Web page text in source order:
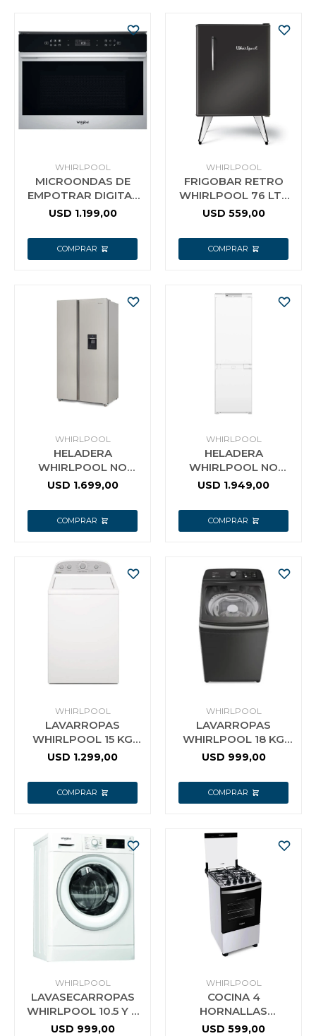
WHIRLPOOL
MICROONDAS DE
EMPOTRAR DIGITAL
40 LT WHIRLPOOL
USD 1.199,00
WHIRLPOOL
FRIGOBAR RETRO
WHIRLPOOL 76 LTS
NEGRO
USD 559,00
WHIRLPOOL
HELADERA
WHIRLPOOL NO
FROST INVERTER SIDE
USD 1.699,00
WHIRLPOOL
HELADERA
WHIRLPOOL NO
FROST PANELABLE
USD 1.949,00
WHIRLPOOL
LAVARROPAS
WHIRLPOOL 15 KG
CARGA SUPERIOR
USD 1.299,00
WHIRLPOOL
LAVARROPAS
WHIRLPOOL 18 KG
CARGA SUPERIOR
USD 999,00
WHIRLPOOL
LAVASECARROPAS
WHIRLPOOL 10.5 Y 7
KG
USD 999,00
WHIRLPOOL
COCINA 4
HORNALLAS
WHIRLPOOL
USD 599,00